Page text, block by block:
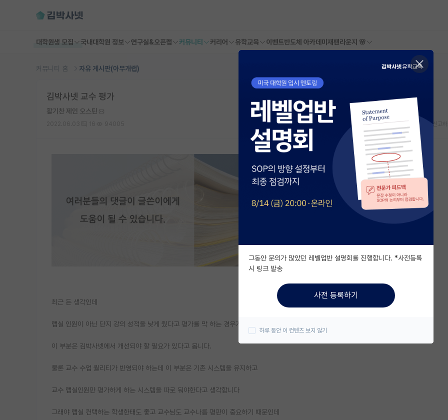
대학원생 모집 국내대학원 정보 연구실&오픈랩 커뮤니티 커리어 유학교육 이벤트반도체 아카데미 재팬라운지 🌸
커뮤니티 홈 자유 게시판(아무개랩)
김박사넷 교수 평가
활기찬 제인 오스틴
스크랩 신고
최근 든 생각인데
랩실 인원이 아닌 단지 강의 성적을 낮게 줬다고 평가를 막 하는 경우가 있는데
이 부분은 김박사넷에서 개선되야 할 필요가 있다고 봅니다.
물론 교수 수업 퀄리티가 반영되야 하는데 이 부분은 기존 시스템을 유지하고
교수 랩실인원만 평가하게 하는 시스템을 따로 둬야한다고 생각합니다
그래야 랩실 컨택하는 학생한태도 좋고 교수님도 교수나름 평판이 중요하기 때문인데
그동안 문의가 많았던 레벨업반 설명회를 진행합니다. *사전등록
시 링크 발송
사전 등록하기
하루 동안 이 컨텐츠 보지 않기